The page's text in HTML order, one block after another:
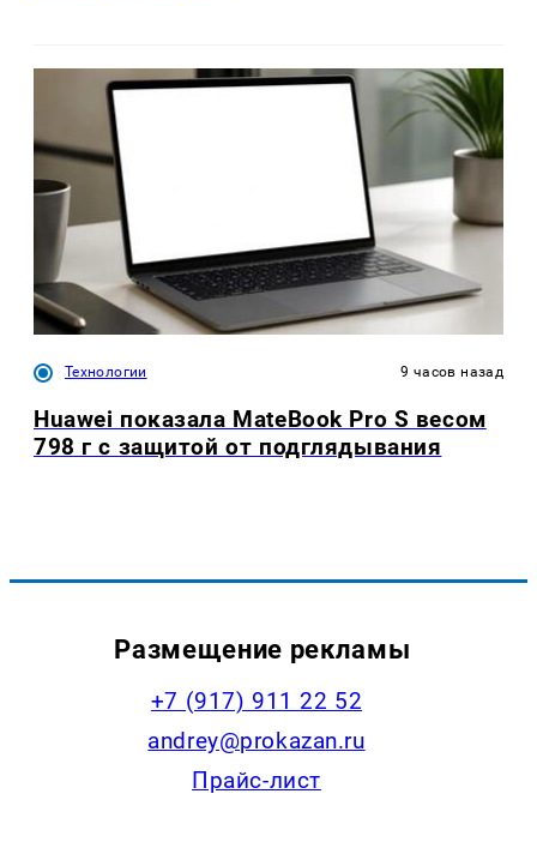
Технологии 9 часов назад
Huawei показала MateBook Pro S весом
798 г с защитой от подглядывания
Размещение рекламы
+7 (917) 911 22 52
andrey@prokazan.ru
Прайс-лист